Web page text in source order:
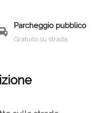
Parcheggio pubblico
Gratuito su strada